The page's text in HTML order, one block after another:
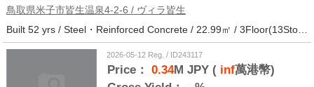
鳥取県米子市皆生温泉4-2-6 / ヴィラ皆生
Built 52 yrs / Steel・Reinforced Concrete / 22.99㎡ / 3Floor(13Stories) / 138Units / Distance from the station.
2026-05-12 Reg. / ID243117
Price： 0.34M JPY (inf萬港幣)